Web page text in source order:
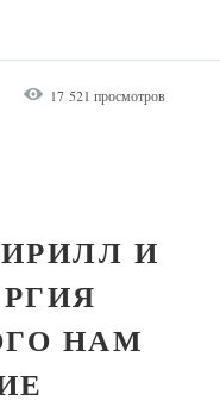
17 521 просмотров
И
НАМ